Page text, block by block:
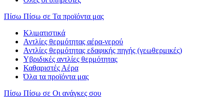
Πίσω Πίσω σε Τα προϊόντα μας
Κλιματιστικά
Αντλίες θερμότητας αέρα-νερού
Αντλίες θερμότητας εδαφικής πηγής (γεωθερμικές)
Υβριδικές αντλίες θερμότητας
Καθαριστές Αέρα
Όλα τα προϊόντα μας
Πίσω Πίσω σε Οι ανάγκες σου